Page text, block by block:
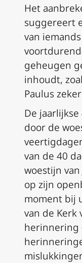
Het
suggereert
van
geheugen
inhoudt,
Paulus
De
door de
van de 40
woestijn
op zijn
moment bij
van de Kerk
herinnering